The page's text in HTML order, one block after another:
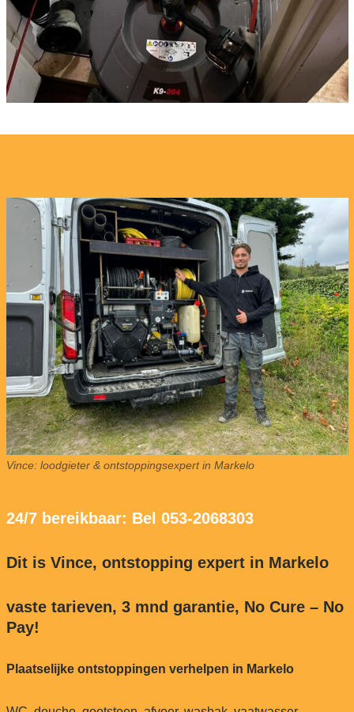
Vince: loodgieter & ontstoppingsexpert in Markelo
24/7 bereikbaar: Bel 053-2068303
Dit is Vince, ontstopping expert in Markelo
vaste tarieven, 3 mnd garantie, No Cure – No
Pay!
Plaatselijke ontstoppingen verhelpen in Markelo